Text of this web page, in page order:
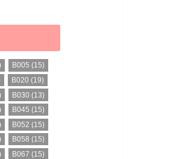
B005 (15)
B020 (19)
B030 (13)
B045 (15)
B052 (15)
B058 (15)
B067 (15)